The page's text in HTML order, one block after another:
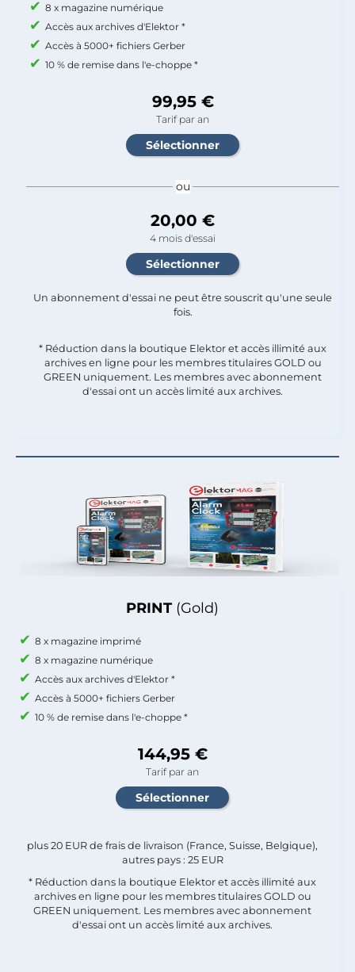
PRINT (Gold)
8 x magazine imprimé
8 x magazine numérique
Accès aux archives d'Elektor *
Accès à 5000+ fichiers Gerber
10 % de remise dans l'e-choppe *
144,95 €
Tarif par an
plus 20 EUR de frais de livraison (France, Suisse, Belgique),
autres pays : 25 EUR
* Réduction dans la boutique Elektor et accès illimité aux
archives en ligne pour les membres titulaires GOLD ou
GREEN uniquement. Les membres avec abonnement
d'essai ont un accès limité aux archives.
8 x magazine numérique
Accès aux archives d'Elektor *
Accès à 5000+ fichiers Gerber
10 % de remise dans l'e-choppe *
99,95 €
Tarif par an
ou
20,00 €
4 mois d'essai
Un abonnement d'essai ne peut être souscrit qu'une seule
fois.​
* Réduction dans la boutique Elektor et accès illimité aux
archives en ligne pour les membres titulaires GOLD ou
GREEN uniquement. Les membres avec abonnement
d'essai ont un accès limité aux archives.